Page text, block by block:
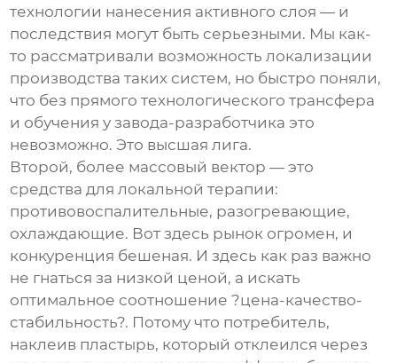
технологии нанесения активного слоя — и
последствия могут быть серьезными. Мы как-
то рассматривали возможность локализации
производства таких систем, но быстро поняли,
что без прямого технологического трансфера
и обучения у завода-разработчика это
невозможно. Это высшая лига.
Второй, более массовый вектор — это
средства для локальной терапии:
противовоспалительные, разогревающие,
охлаждающие. Вот здесь рынок огромен, и
конкуренция бешеная. И здесь как раз важно
не гнаться за низкой ценой, а искать
оптимальное соотношение ?цена-качество-
стабильность?. Потому что потребитель,
наклеив пластырь, который отклеился через